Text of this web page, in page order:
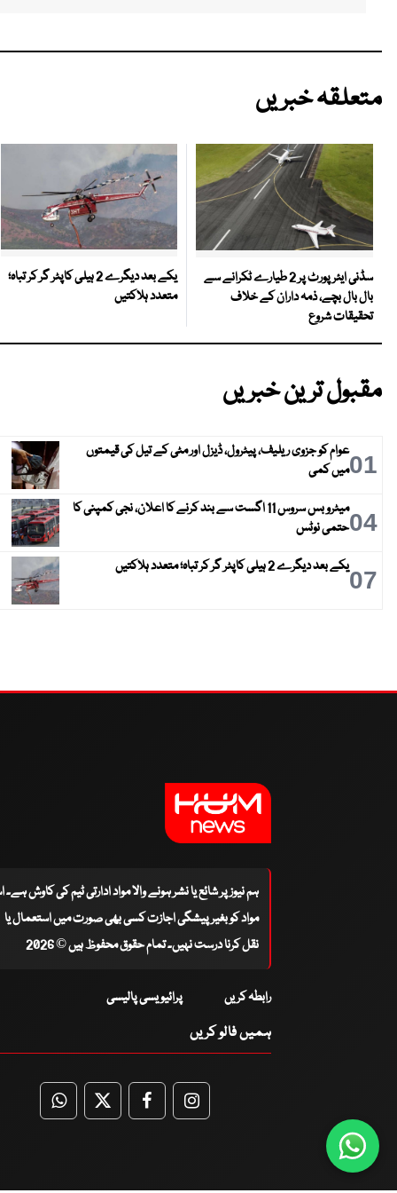
متعلقہ خبریں
سڈنی ایئرپورٹ پر 2 طیارے ٹکرانے سے
بال بال بچے، ذمہ داران کے خلاف
تحقیقات شروع
یکے بعد دیگرے 2 ہیلی کاپٹر گر کر تباہ؛
متعدد ہلاکتیں
مقبول ترین خبریں
01عوام کو جزوی ریلیف، پیٹرول، ڈیزل اور مٹی کے تیل کی قیمتوں
میں کمی
04
میٹرو بس سروس 11 اگست سے بند کرنے کا اعلان، نجی کمپنی کا
حتمی نوٹس
07یکے بعد دیگرے 2 ہیلی کاپٹر گر کر تباہ؛ متعدد ہلاکتیں
ہم نیوز پر شائع یا نشر ہونے والا مواد ادارتی ٹیم کی کاوش
مواد کو بغیر پیشگی اجازت کسی بھی صورت میں استعمال یا
نقل کرنا درست نہیں۔ تمام حقوق محفوظ ہیں © 2026
رابطہ کریں پرائیویسی پالیسی
ہمیں فالو کریں
WhatsApp
TwitterFacebookFacebook